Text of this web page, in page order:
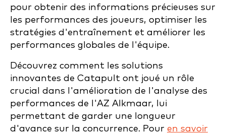
pour obtenir des informations précieuses sur
les performances des joueurs, optimiser les
stratégies d'entraînement et améliorer les
performances globales de l'équipe.
Découvrez comment les solutions
innovantes de Catapult ont joué un rôle
crucial dans l'amélioration de l'analyse des
performances de l'AZ Alkmaar, lui
permettant de garder une longueur
d'avance sur la concurrence. Pour en savoir